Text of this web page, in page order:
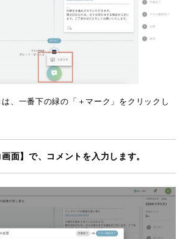
、一番下の緑の「＋マーク」をクリックし
画面】で、コメントを入力します。